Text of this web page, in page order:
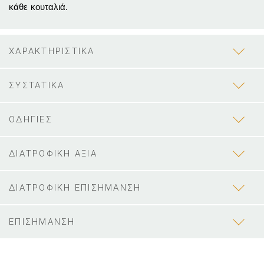
κάθε κουταλιά.
ΧΑΡΑΚΤΗΡΙΣΤΙΚΑ
ΣΥΣΤΑΤΙΚΑ
ΟΔΗΓΙΕΣ
ΔΙΑΤΡΟΦΙΚΗ ΑΞΙΑ
ΔΙΑΤΡΟΦΙΚΗ ΕΠΙΣΗΜΑΝΣΗ
ΕΠΙΣΗΜΑΝΣΗ